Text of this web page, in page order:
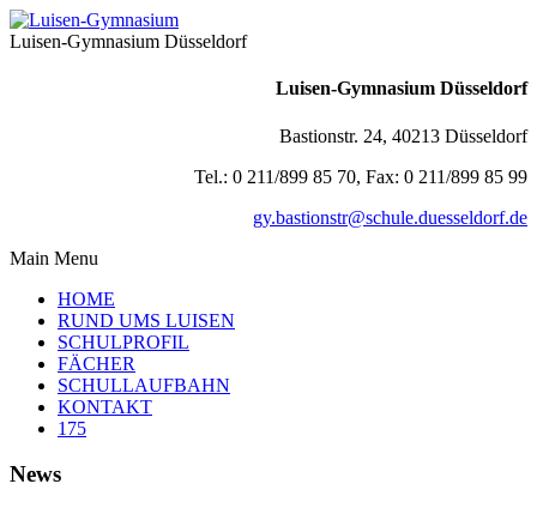
Luisen-Gymnasium Düsseldorf
Luisen-Gymnasium Düsseldorf
Bastionstr. 24, 40213 Düsseldorf
Tel.: 0 211/899 85 70, Fax: 0 211/899 85 99
gy.bastionstr@schule.duesseldorf.de
Main Menu
HOME
RUND UMS LUISEN
SCHULPROFIL
FÄCHER
SCHULLAUFBAHN
KONTAKT
175
News